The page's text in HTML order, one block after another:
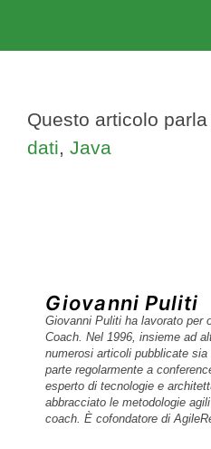
Questo articolo parla
dati, Java
Giovanni Puliti
Giovanni Puliti ha lavorato per
Coach. Nel 1996, insieme ad
numerosi articoli pubblicate
parte regolarmente a
esperto di tecnologie e
abbracciato le metodologie
coach. È cofondatore di